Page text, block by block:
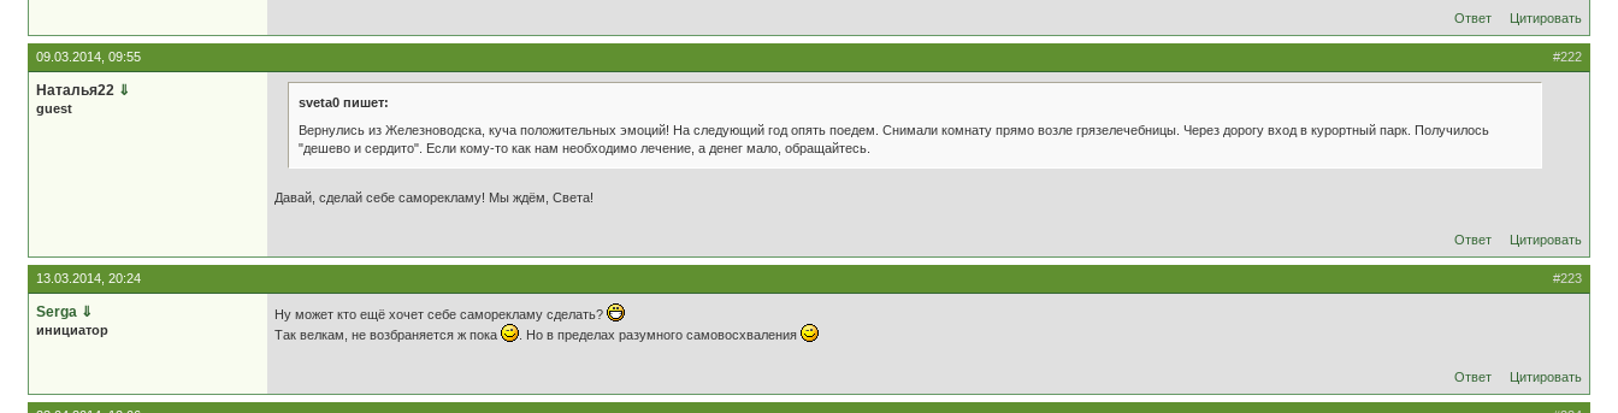
Ответ Цитировать
#222
09.03.2014, 09:55
Наталья22 ⇓
guest
sveta0 пишет:
Вернулись из Железноводска, куча положительных эмоций! На следующий год опять поедем. Снимали комнату прямо возле грязелечебницы. Через дорогу вход в курортный парк. Получилось
"дешево и сердито". Если кому-то как нам необходимо лечение, а денег мало, обращайтесь.
Давай, сделай себе саморекламу! Мы ждём, Света!
Ответ Цитировать
#223
13.03.2014, 20:24
Serga ⇓
инициатор
Ну может кто ещё хочет себе саморекламу сделать?
Так велкам, не возбраняется ж пока
. Но в пределах разумного самовосхваления
Ответ Цитировать